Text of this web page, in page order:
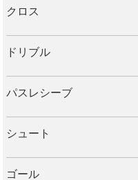
クロス
ドリブル
パスレシーブ
シュート
ゴール